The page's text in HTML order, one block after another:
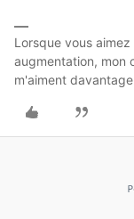
Lorsque vous
augmentation, mon
m'aiment